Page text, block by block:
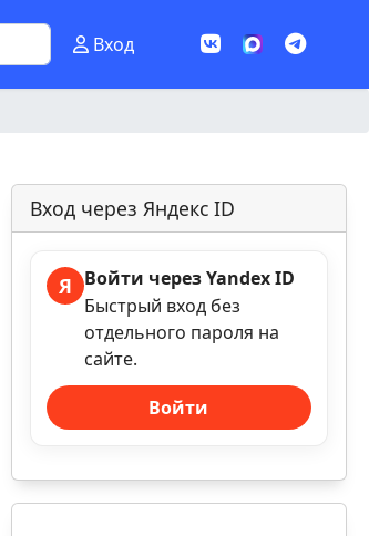
Вход
Вход через Яндекс ID
Я Войти через Yandex ID
Быстрый вход без
отдельного пароля на
сайте.
Войти